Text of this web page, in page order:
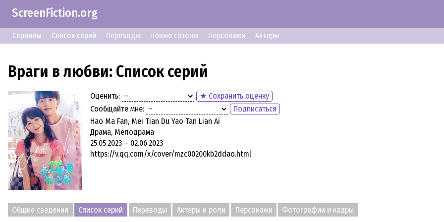
ScreenFiction.org
Сериалы Список серий Переводы Новые сезоны Персонажи Актеры
Враги в любви: Список серий
Оценить:
★ Сохранить оценку
Сообщайте мне:
Подписаться
Hao Ma Fan, Mei Tian Du Yao Tan Lian Ai
Драма, Мелодрама
25.05.2023 – 02.06.2023
https://v.qq.com/x/cover/mzc00200kb2ddao.html
Общие сведения Список серий Переводы Актеры и роли Персонажи Фотографии и кадры